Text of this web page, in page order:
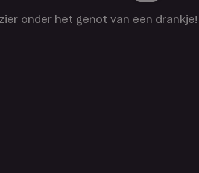
onder het genot van een drankje!